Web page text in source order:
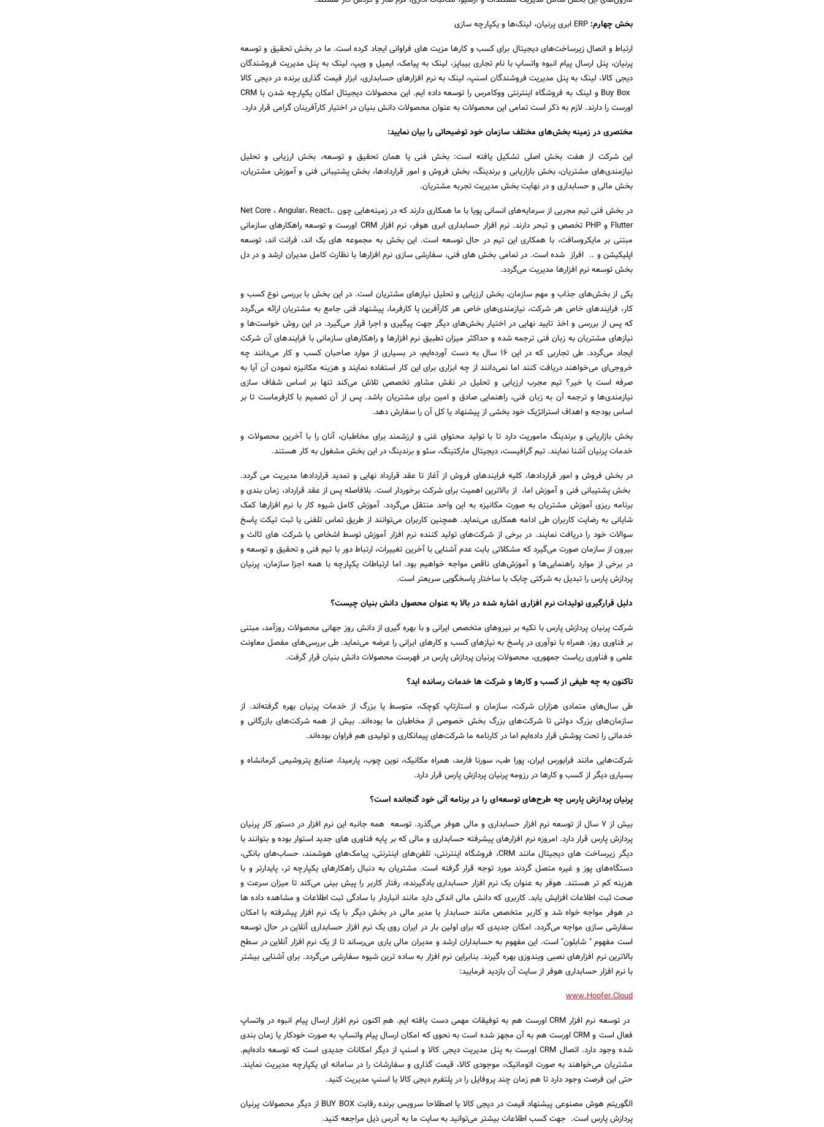
بخش چهارم: ERP ابری پرنیان، لینک‌ها و یکپارچه سازی
ارتباط و اتصال زیرساخت‌های دیجیتال برای کسب و کارها مزیت های فراوانی ایجاد کرده است. ما در بخش تحقیق و توسعه
پرنیان، پنل ارسال پیام انبوه واتساپ با نام تجاری بیباپز، لینک به پیامک، ایمیل و ویپ، لینک به پنل مدیریت فروشندگان
دیجی کالا، لینک به پنل مدیریت فروشندگان اسنپ، لینک به نرم افزارهای حسابداری، ابزار قیمت گذاری برنده در دیجی کالا
Buy Box و لینک به فروشگاه اینترنتی ووکامرس را توسعه داده ایم. این محصولات دیجیتال امکان یکپارچه شدن با CRM
اورست را دارند. لازم به ذکر است تمامی این محصولات به عنوان محصولات دانش بنیان در اختیار کارآفرینان گرامی قرار دارد.
مختصری در زمینه بخش‌های مختلف سازمان خود توضیحاتی را بیان نمایید:
این شرکت از هفت بخش اصلی تشکیل یافته است: بخش فنی یا همان تحقیق و توسعه، بخش ارزیابی و تحلیل
نیازمندی‌های مشتریان، بخش بازاریابی و برندینگ، بخش فروش و امور قراردادها، بخش پشتیبانی فنی و آموزش مشتریان،
بخش مالی و حسابداری و در نهایت بخش مدیریت تجربه مشتریان.
در بخش فنی تیم مجربی از سرمایه‌های انسانی پویا با ما همکاری دارند که در زمینه‌هایی چون .Net Core ، Angular، React،
Flutter و PHP تخصص و تبحر دارند. نرم افزار حسابداری ابری هوفر، نرم افزار CRM اورست و توسعه راهکارهای سازمانی
مبتنی بر مایکروسافت، با همکاری این تیم در حال توسعه است. این بخش به مجموعه های بک اند، فرانت اند، توسعه
اپلیکیشن و .. افراز شده است. در تمامی بخش های فنی، سفارشی سازی نرم افزارها با نظارت کامل مدیران ارشد و در دل
بخش توسعه نرم افزارها مدیریت می‌گردد.
یکی از بخش‌های جذاب و مهم سازمان، بخش ارزیابی و تحلیل نیازهای مشتریان است. در این بخش با بررسی نوع کسب و
کار، فرایندهای خاص هر شرکت، نیازمندی‌های خاص هر کارآفرین یا کارفرما، پیشنهاد فنی جامع به مشتریان ارائه می‌گردد
که پس از بررسی و اخذ تایید نهایی در اختیار بخش‌های دیگر جهت پیگیری و اجرا قرار می‌گیرد. در این روش خواست‌ها و
نیازهای مشتریان به زبان فنی ترجمه شده و حداکثر میزان تطبیق نرم افزارها و راهکارهای سازمانی با فرایندهای آن شرکت
ایجاد می‌گردد. طی تجاربی که در این 16 سال به دست آورده‌ایم، در بسیاری از موارد صاحبان کسب و کار می‌دانند چه
خروجی‌ای می‌خواهند دریافت کنند اما نمی‌دانند از چه ابزاری برای این کار استفاده نمایند و هزینه مکانیزه نمودن آن آیا به
صرفه است یا خیر؟ تیم مجرب ارزیابی و تحلیل در نقش مشاور تخصصی تلاش می‌کند تنها بر اساس شفاف سازی
نیازمندی‌ها و ترجمه آن به زبان فنی، راهنمایی صادق و امین برای مشتریان باشد. پس از آن تصمیم با کارفرماست تا بر
اساس بودجه و اهداف استراتژیک خود بخشی از پیشنهاد یا کل آن را سفارش دهد.
بخش بازاریابی و برندینگ ماموریت دارد تا با تولید محتوای غنی و ارزشمند برای مخاطبان، آنان را با آخرین محصولات و
خدمات پرنیان آشنا نمایند. تیم گرافیست، دیجیتال مارکتینگ، سئو و برندینگ در این بخش مشغول به کار هستند.
در بخش فروش و امور قراردادها، کلیه فرایندهای فروش از آغاز تا عقد قرارداد نهایی و تمدید قراردادها مدیریت می گردد.
بخش پشتیبانی فنی و آموزش اما، از بالاترین اهمیت برای شرکت برخوردار است. بلافاصله پس از عقد قرارداد، زمان بندی و
برنامه ریزی آموزش مشتریان به صورت مکانیزه به این واحد منتقل می‌گردد. آموزش کامل شیوه کار با نرم افزارها کمک
شایانی به رضایت کاربران طی ادامه همکاری می‌نماید. همچنین کاربران می‌توانند از طریق تماس تلفنی یا ثبت تیکت پاسخ
سوالات خود را دریافت نمایند. در برخی از شرکت‌های تولید کننده نرم افزار آموزش توسط اشخاص یا شرکت های ثالث و
بیرون از سازمان صورت می‌گیرد که مشکلاتی بابت عدم آشنایی با آخرین تغییرات، ارتباط دور با تیم فنی و تحقیق و توسعه و
در برخی از موارد راهنمایی‌ها و آموزش‌های ناقص مواجه خواهیم بود. اما ارتباطات یکپارچه با همه اجزا سازمان، پرنیان
پردازش پارس را تبدیل به شرکتی چابک با ساختار پاسخگویی سریعتر است.
دلیل قرارگیری تولیدات نرم افزاری اشاره شده در بالا به عنوان محصول دانش بنیان چیست؟
شرکت پرنیان پردازش پارس با تکیه بر نیروهای متخصص ایرانی و با بهره گیری از دانش روز جهانی محصولات روزآمد، مبتنی
بر فناوری روز، همراه با نوآوری در پاسخ به نیازهای کسب و کارهای ایرانی را عرضه می‌نماید. طی بررسی‌های مفصل معاونت
علمی و فناوری ریاست جمهوری، محصولات پرنیان پردازش پارس در فهرست محصولات دانش بنیان قرار گرفت.
تاکنون به چه طیفی از کسب و کارها و شرکت ها خدمات رسانده اید؟
طی سال‌های متمادی هزاران شرکت، سازمان و استارتاپ کوچک، متوسط یا بزرگ از خدمات پرنیان بهره گرفته‌اند. از
سازمان‌های بزرگ دولتی تا شرکت‌های بزرگ بخش خصوصی از مخاطبان ما بوده‌اند. بیش از همه شرکت‌های بازرگانی و
خدماتی را تحت پوشش قرار داده‌ایم اما در کارنامه ما شرکت‌های پیمانکاری و تولیدی هم فراوان بوده‌اند.
شرکت‌هایی مانند فرابورس ایران، پورا طب، سورنا فارمد، همراه مکانیک، نوین چوب، پارمیدا، صنایع پتروشیمی کرمانشاه و
بسیاری دیگر از کسب و کارها در رزومه پرنیان پردازش پارس قرار دارد.
پرنیان پردازش پارس چه طرح‌های توسعه‌ای را در برنامه آتی خود گنجانده است؟
بیش از 7 سال از توسعه نرم افزار حسابداری و مالی هوفر می‌گذرد. توسعه همه جانبه این نرم افزار در دستور کار پرنیان
پردازش پارس قرار دارد. امروزه نرم افزارهای پیشرفته حسابداری و مالی که بر پایه فناوری های جدید استوار بوده و بتوانند با
دیگر زیرساخت های دیجیتال مانند CRM، فروشگاه اینترنتی، تلفن‌های اینترنتی، پیامک‌های هوشمند، حساب‌های بانکی،
دستگاه‌های پوز و غیره متصل گردند مورد توجه قرار گرفته است. مشتریان به دنبال راهکارهای یکپارچه تر، پایدارتر و با
هزینه کم تر هستند. هوفر به عنوان یک نرم افزار حسابداری یادگیرنده، رفتار کاربر را پیش بینی می‌کند تا میزان سرعت و
صحت ثبت اطلاعات افزایش یابد. کاربری که دانش مالی اندکی دارد مانند انباردار با سادگی ثبت اطلاعات و مشاهده داده ها
در هوفر مواجه خواه شد و کاربر متخصص مانند حسابدار یا مدیر مالی در بخش دیگر با یک نرم افزار پیشرفته با امکان
سفارشی سازی مواجه می‌گردد. امکان جدیدی که برای اولین بار در ایران روی یک نرم افزار حسابداری آنلاین در حال توسعه
است مفهوم " شابلون" است. این مفهوم به حسابداران ارشد و مدیران مالی یاری می‌رساند تا از یک نرم افزار آنلاین در سطح
بالاترین نرم افزارهای نصبی ویندوزی بهره گیرند. بنابراین نرم افزار به ساده ترین شیوه سفارشی می‌گردد. برای آشنایی بیشتر
با نرم افزار حسابداری هوفر از سایت آن بازدید فرمایید:
www.Hoofer.Cloud
در توسعه نرم افزار CRM اورست هم به توفیقات مهمی دست یافته ایم. هم اکنون نرم افزار ارسال پیام انبوه در واتساپ
فعال است و CRM اورست هم به آن مجهز شده است به نحوی که امکان ارسال پیام واتساپ به صورت خودکار یا زمان بندی
شده وجود دارد. اتصال CRM اورست به پنل مدیریت دیجی کالا و اسنپ از دیگر امکانات جدیدی است که توسعه داده‌ایم.
مشتریان می‌خواهند به صورت اتوماتیک، موجودی کالا، قیمت گذاری و سفارشات را در سامانه ای یکپارچه مدیریت نمایند.
حتی این فرصت وجود دارد تا هم زمان چند پروفایل را در پلتفرم دیجی کالا یا اسنپ مدیریت کنید.
الگوریتم هوش مصنوعی پیشنهاد قیمت در دیجی کالا یا اصطلاحا سرویس برنده رقابت BUY BOX از دیگر محصولات پرنیان
پردازش پارس است. جهت کسب اطلاعات بیشتر می‌توانید به سایت ما به آدرس ذیل مراجعه کنید.